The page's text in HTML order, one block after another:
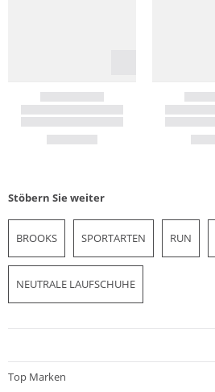
Stöbern Sie weiter
BROOKS SPORTARTEN RUN
NEUTRALE LAUFSCHUHE
Top Marken